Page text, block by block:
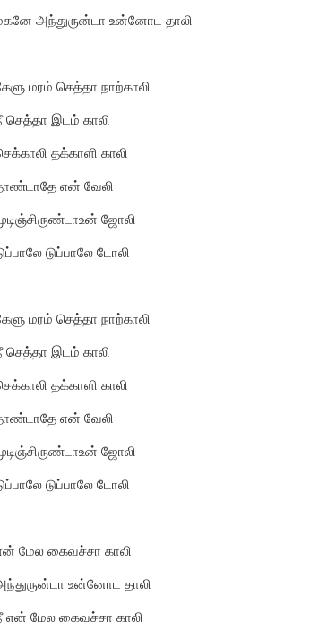
அந்துருன்டா உன்னோட தாலி
மரம் செத்தா நாற்காலி
செத்தா இடம் காலி
தக்காளி காலி
என் வேலி
ஜோலி
டுப்பாலே டோலி
மரம் செத்தா நாற்காலி
செத்தா இடம் காலி
தக்காளி காலி
என் வேலி
ஜோலி
டுப்பாலே டோலி
மேல கைவச்சா காலி
உன்னோட தாலி
என் மேல கைவச்சா காலி